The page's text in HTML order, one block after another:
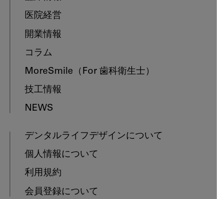
医院経営
開業情報
コラム
MoreSmile （For 歯科衛生士）
技工情報
NEWS
デンタルライフデザインについて
個人情報について
利用規約
会員登録について